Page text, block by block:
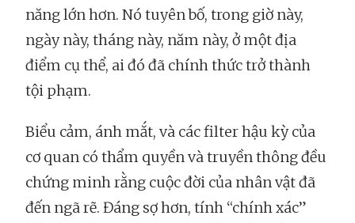
năng lớn hơn. Nó tuyên bố, trong giờ này,
ngày này, tháng này, năm này, ở một địa
điểm cụ thể, ai đó đã chính thức trở thành
tội phạm.
Biểu cảm, ánh mắt, và các filter hậu kỳ của
cơ quan có thẩm quyền và truyền thông đều
chứng minh rằng cuộc đời của nhân vật đã
đến ngã rẽ. Đáng sợ hơn, tính “chính xác”